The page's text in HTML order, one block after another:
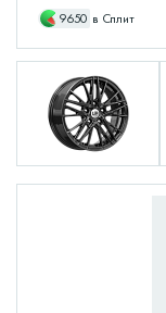
9650 в Сплит